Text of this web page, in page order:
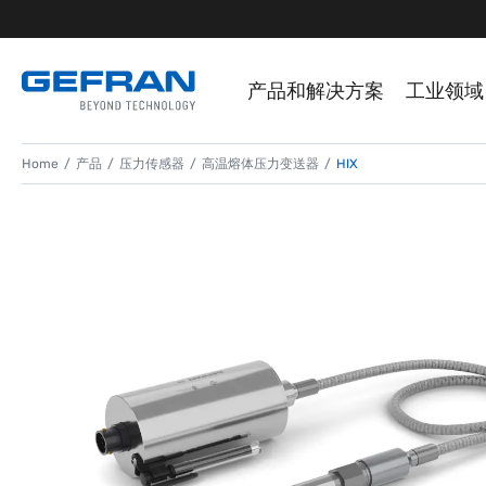
产品和解决方案 工业领域
Home 产品 压力传感器 高温熔体压力变送器 HIX